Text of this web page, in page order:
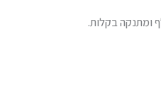
ומתנקה בקלות.